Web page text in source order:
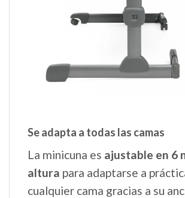
Se adapta a todas las camas
La minicuna es ajustable en 6
altura para adaptarse a
cualquier cama gracias a su